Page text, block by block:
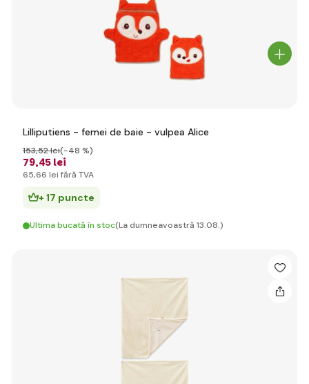
Lilliputiens - femei de baie - vulpea Alice
79,45 lei
153,52 lei(-48 %)
65,66 lei fără TVA
+ 17 puncte
Ultima bucată în stoc(La dumneavoastră 13.08.)